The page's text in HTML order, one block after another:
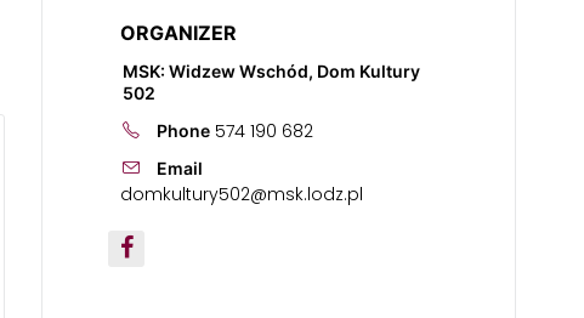
ORGANIZER
MSK: Widzew Wschód, Dom Kultury
502
Phone 574 190 682
Email
domkultury502@msk.lodz.pl